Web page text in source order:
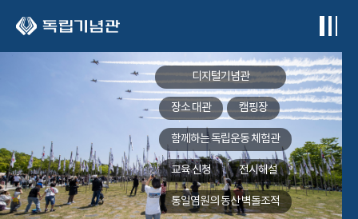
디지털기념관
장소 대관 캠핑장
함께하는독립운동 체험관
교육 신청 전시해설
통일염원의 동산벽돌조적